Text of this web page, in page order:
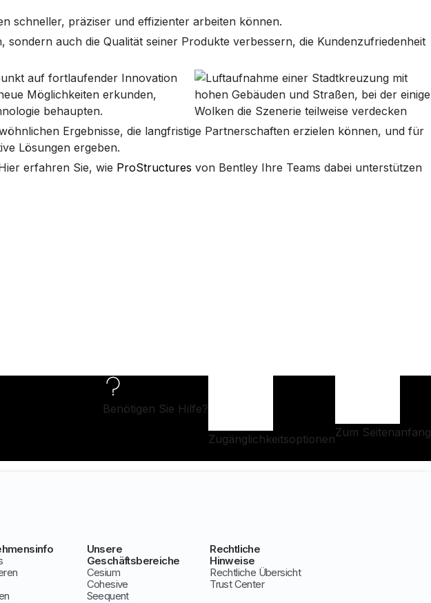
schneller, präziser und effizienter arbeiten können.
auch die Qualität seiner Produkte verbessern, die Kundenzufriedenheit
auf fortlaufender Innovation
Möglichkeiten erkunden,
behaupten.
Ergebnisse, die langfristige Partnerschaften erzielen können, und für
Lösungen ergeben.
erfahren Sie, wie ProStructures von Bentley Ihre Teams dabei unterstützen
Benötigen Sie Hilfe?
ZugänglichkeitsoptionenZum Seitenanfang
Unsere
Geschäftsbereiche
Cesium
Cohesive
Seequent
Rechtliche
Hinweise
Rechtliche Übersicht
Trust Center